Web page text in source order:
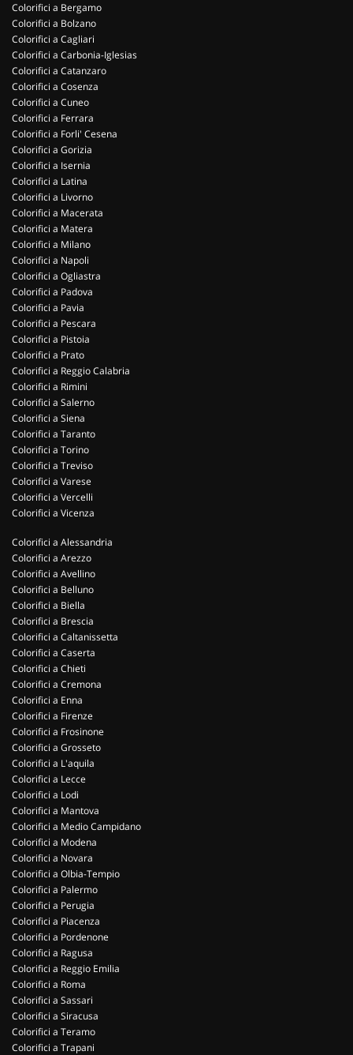
Colorifici a Bergamo
Colorifici a Bolzano
Colorifici a Cagliari
Colorifici a Carbonia-Iglesias
Colorifici a Catanzaro
Colorifici a Cosenza
Colorifici a Cuneo
Colorifici a Ferrara
Colorifici a Forli' Cesena
Colorifici a Gorizia
Colorifici a Isernia
Colorifici a Latina
Colorifici a Livorno
Colorifici a Macerata
Colorifici a Matera
Colorifici a Milano
Colorifici a Napoli
Colorifici a Ogliastra
Colorifici a Padova
Colorifici a Pavia
Colorifici a Pescara
Colorifici a Pistoia
Colorifici a Prato
Colorifici a Reggio Calabria
Colorifici a Rimini
Colorifici a Salerno
Colorifici a Siena
Colorifici a Taranto
Colorifici a Torino
Colorifici a Treviso
Colorifici a Varese
Colorifici a Vercelli
Colorifici a Vicenza
Colorifici a Alessandria
Colorifici a Arezzo
Colorifici a Avellino
Colorifici a Belluno
Colorifici a Biella
Colorifici a Brescia
Colorifici a Caltanissetta
Colorifici a Caserta
Colorifici a Chieti
Colorifici a Cremona
Colorifici a Enna
Colorifici a Firenze
Colorifici a Frosinone
Colorifici a Grosseto
Colorifici a L'aquila
Colorifici a Lecce
Colorifici a Lodi
Colorifici a Mantova
Colorifici a Medio Campidano
Colorifici a Modena
Colorifici a Novara
Colorifici a Olbia-Tempio
Colorifici a Palermo
Colorifici a Perugia
Colorifici a Piacenza
Colorifici a Pordenone
Colorifici a Ragusa
Colorifici a Reggio Emilia
Colorifici a Roma
Colorifici a Sassari
Colorifici a Siracusa
Colorifici a Teramo
Colorifici a Trapani